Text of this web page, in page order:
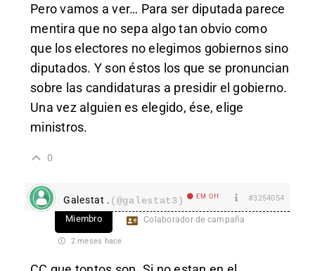
Pero vamos a ver… Para ser diputada parece
mentira que no sepa algo tan obvio como
que los electores no elegimos gobiernos sino
diputados. Y son éstos los que se pronuncian
sobre las candidaturas a presidir el gobierno.
Una vez alguien es elegido, ése, elige
ministros.
0
Galestat . (@galestat3) EM Off #3254054
Miembro Colaborador de campaña
2 meses hace